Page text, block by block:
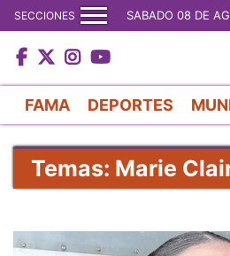
SECCIONES SABADO 08 DE
FAMA DEPORTES
Temas: Marie